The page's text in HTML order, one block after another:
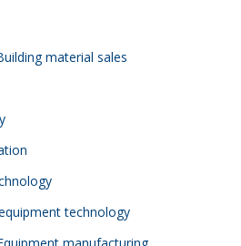
material sales
technology